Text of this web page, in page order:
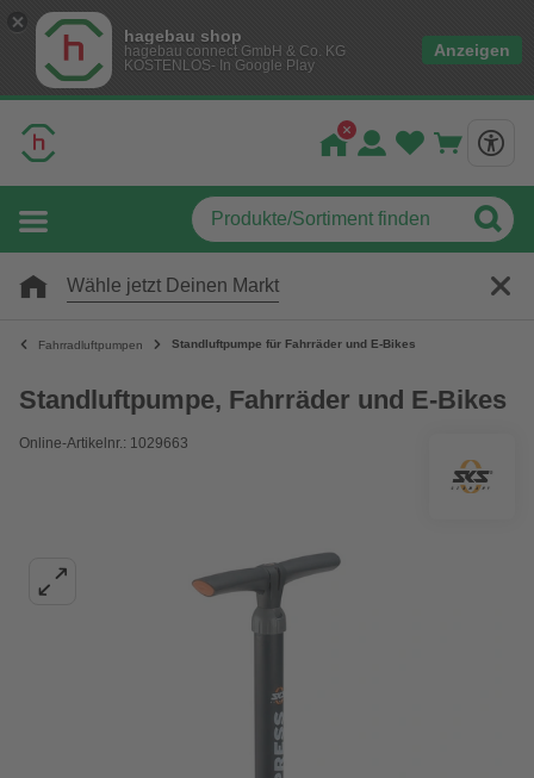
hagebau shop
hagebau connect GmbH & Co. KG
KOSTENLOS- In Google Play
Anzeigen
Wähle jetzt Deinen Markt
Fahrradluftpumpen Standluftpumpe für Fahrräder und E-Bikes
Standluftpumpe, Fahrräder und E-Bikes
Online-Artikelnr.: 1029663